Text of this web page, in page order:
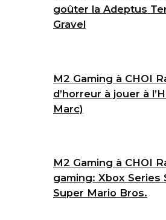
goûter la Adeptus
Gravel
M2 Gaming à CHOI
d’horreur à jouer à
Marc)
M2 Gaming à CHOI
gaming: Xbox Series
Super Mario Bros.